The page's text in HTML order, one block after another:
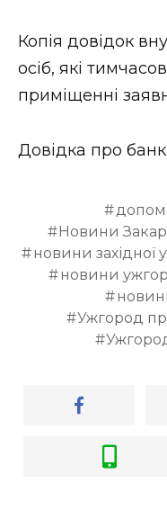
Копія довідок
осіб, які
приміщенні
Довідка про
Новини
новини західної
новини
Ужгород